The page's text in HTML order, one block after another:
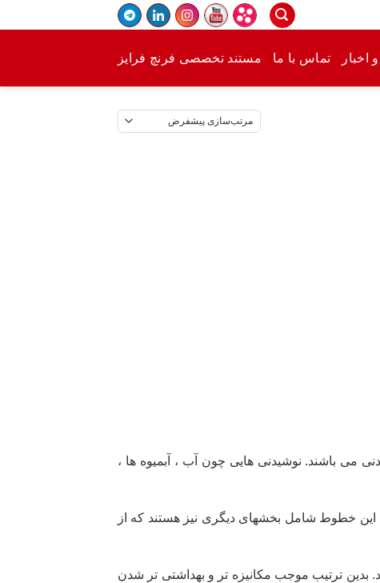
اخبار تماس با ما مستند تخصصی فرنچ فرایز
می باشند. نوشیدنی هایی چون آب ، آبمیوه ها ،
این خطوط شامل بخشهای دیگری نیز هستند که از
ترتیب موجب مکانیزه تر و بهداشتی تر شدن